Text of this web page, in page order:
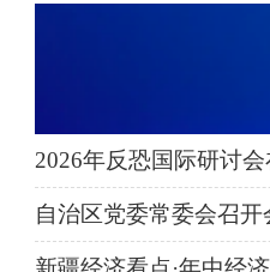
2026年反恐国际研讨
自治区党委常委会召开